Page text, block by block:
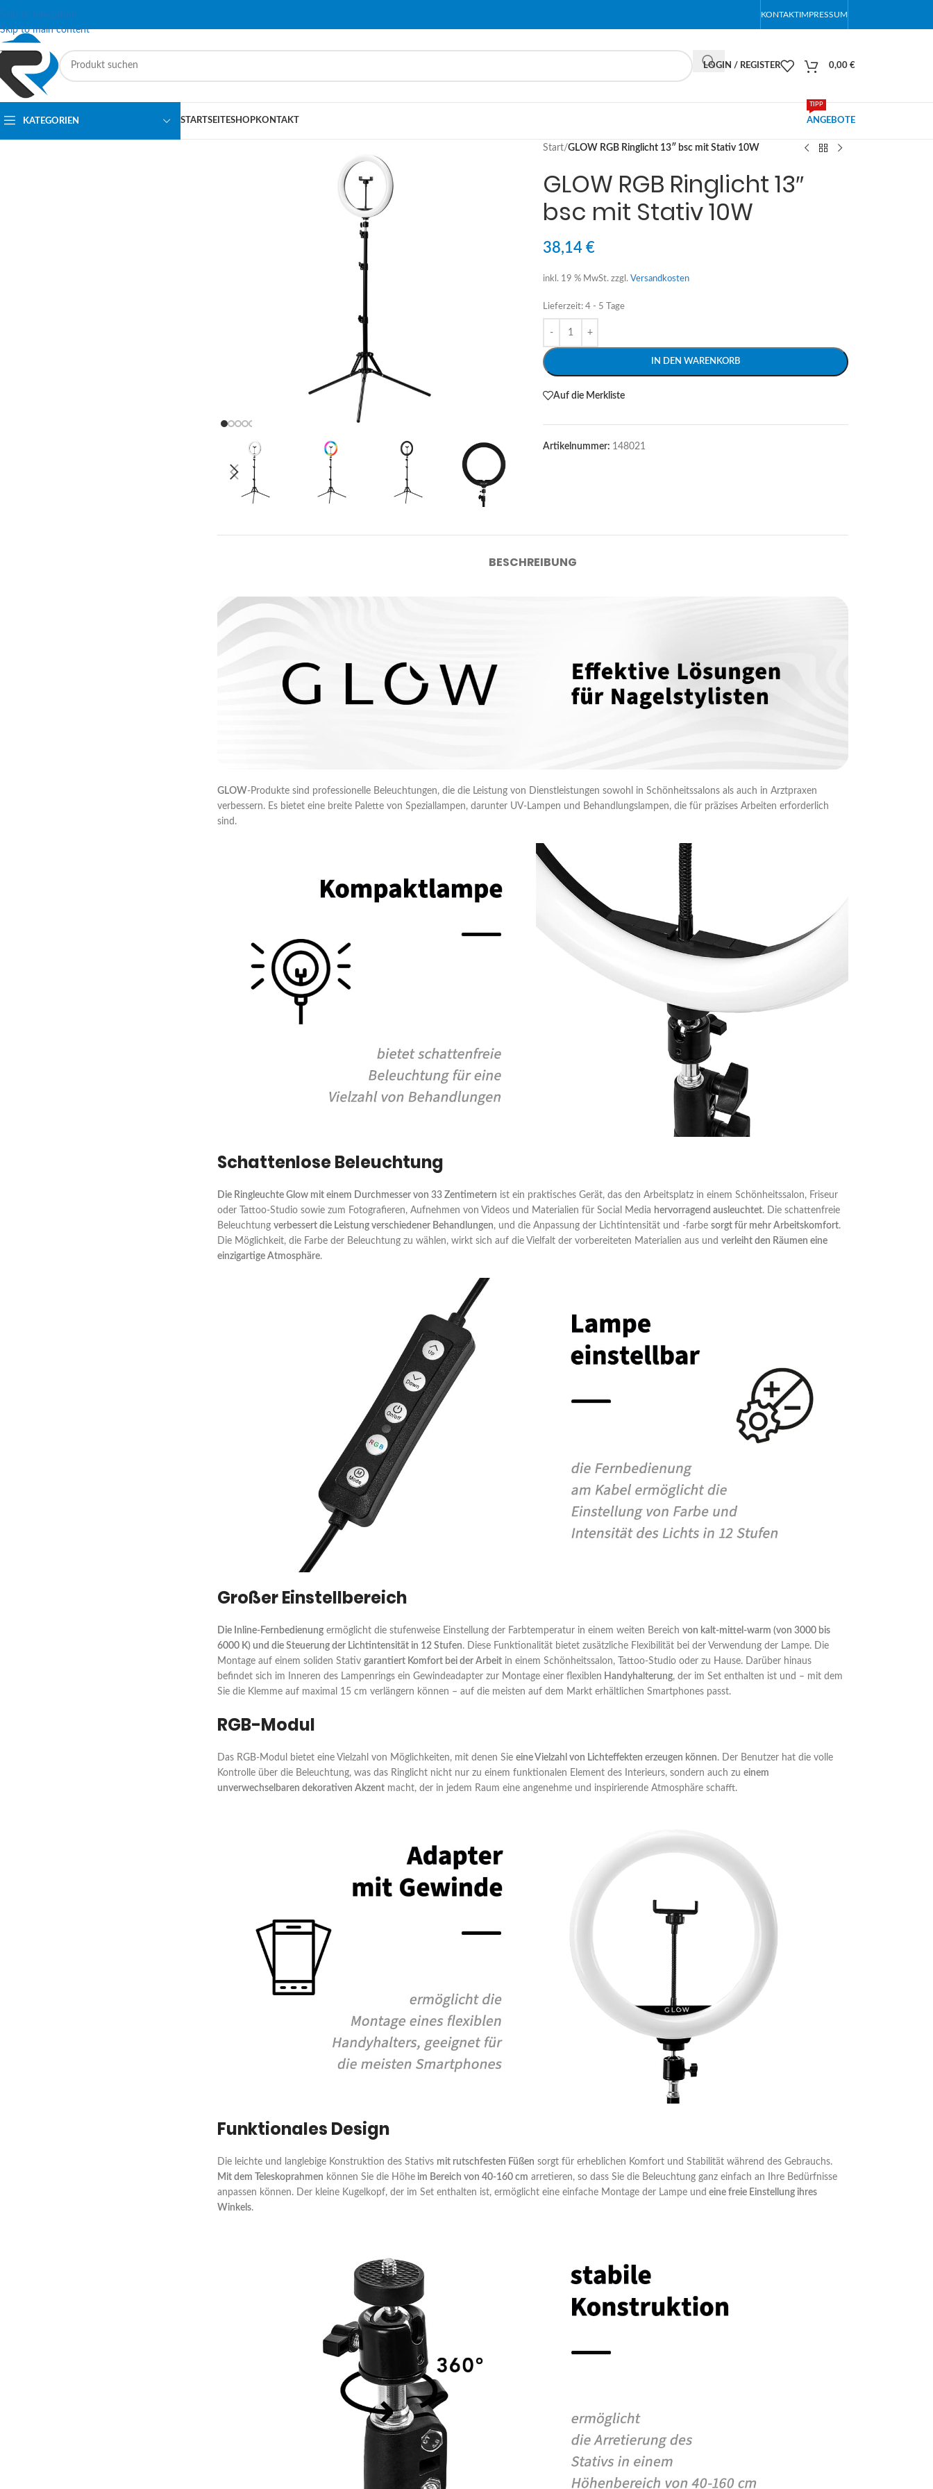
Skip to navigation
Skip to main content
KONTAKTIMPRESSUM
LOGIN / REGISTER 0,00 €
KATEGORIEN STARTSEITESHOPKONTAKT ANGEBOTE
TIPP
Start/GLOW RGB Ringlicht 13″ bsc mit Stativ 10W
GLOW RGB Ringlicht 13″
bsc mit Stativ 10W
38,14€
inkl. 19 % MwSt. zzgl.Versandkosten
Lieferzeit:4 - 5 Tage
IN DEN WARENKORB
Alternative:
Auf die Merkliste
Artikelnummer: 148021
BESCHREIBUNG
GLOW-Produkte sind professionelle Beleuchtungen, die die Leistung von Dienstleistungen sowohl in Schönheitssalons als auch in Arztpraxen
verbessern. Es bietet eine breite Palette von Speziallampen, darunter UV-Lampen und Behandlungslampen, die für präzises Arbeiten erforderlich
sind.
Schattenlose Beleuchtung
Die Ringleuchte Glow mit einem Durchmesser von 33 Zentimetern ist ein praktisches Gerät, das den Arbeitsplatz in einem Schönheitssalon, Friseur
oder Tattoo-Studio sowie zum Fotografieren, Aufnehmen von Videos und Materialien für Social Media hervorragend ausleuchtet. Die schattenfreie
Beleuchtung verbessert die Leistung verschiedener Behandlungen, und die Anpassung der Lichtintensität und -farbe sorgt für mehr Arbeitskomfort.
Die Möglichkeit, die Farbe der Beleuchtung zu wählen, wirkt sich auf die Vielfalt der vorbereiteten Materialien aus und verleiht den Räumen eine
einzigartige Atmosphäre.
Großer Einstellbereich
Die Inline-Fernbedienungermöglicht die stufenweise Einstellung der Farbtemperatur in einem weiten Bereich von kalt-mittel-warm (von 3000 bis
6000 K) und die Steuerung der Lichtintensität in 12 Stufen. Diese Funktionalität bietet zusätzliche Flexibilität bei der Verwendung der Lampe. Die
Montage auf einem soliden Stativ garantiert Komfort bei der Arbeitin einem Schönheitssalon, Tattoo-Studio oder zu Hause. Darüber hinaus
befindet sich im Inneren des Lampenrings ein Gewindeadapter zur Montage einer flexiblen Handyhalterung, der im Set enthalten ist und – mit dem
Sie die Klemme auf maximal 15 cm verlängern können – auf die meisten auf dem Markt erhältlichen Smartphones passt.
RGB-Modul
Das RGB-Modul bietet eine Vielzahl von Möglichkeiten, mit denen Sie eine Vielzahl von Lichteffekten erzeugen können. Der Benutzer hat die volle
Kontrolle über die Beleuchtung, was das Ringlicht nicht nur zu einem funktionalen Element des Interieurs, sondern auch zu einem
unverwechselbaren dekorativen Akzentmacht, der in jedem Raum eine angenehme und inspirierende Atmosphäre schafft.
Funktionales Design
Die leichte und langlebige Konstruktion des Stativs mit rutschfesten Füßen sorgt für erheblichen Komfort und Stabilität während des Gebrauchs.
Mit dem Teleskoprahmen können Sie die Höheim Bereich von 40-160 cm arretieren, so dass Sie die Beleuchtung ganz einfach an Ihre Bedürfnisse
anpassen können. Der kleine Kugelkopf, der im Set enthalten ist, ermöglicht eine einfache Montage der Lampe und eine freie Einstellung ihres
Winkels.